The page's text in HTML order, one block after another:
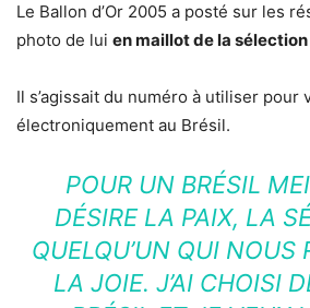
Le Ballon d’Or 2005 a posté sur les
photo de lui en maillot de la sélection
Il s’agissait du numéro à utiliser pour
électroniquement au Brésil.
POUR UN BRÉSIL
DÉSIRE LA PAIX, LA
QUELQU’UN QUI NOUS
LA JOIE. J’AI CHOISI